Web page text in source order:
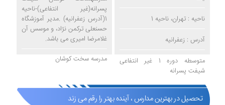
ناحیه : تهران، ناحیه 1
آدرس : زعفرانیه
متوسطه دوره 1 غیر انتفاعی
شیفت پسرانه
پسرانه(غیر انتفاعی)-ناحیه
1(آدرس زعفرانیه) .مدیر آموزشگاه
حسنعلی ترکمن نژاد، و موسس آن
غلامرضا امیری می باشد.
مدرسه سخت کوشان
تحصیل در بهترین مدارس ، آینده بهتر را رقم می زند